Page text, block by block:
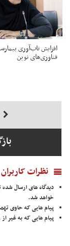
افزایش تاب‌آوری
فناوری‌های نوین
نظرات کاربران
دیدگاه های ارسال
خواهد شد.
پیام هایی که حاوی
پیام هایی که به غیر